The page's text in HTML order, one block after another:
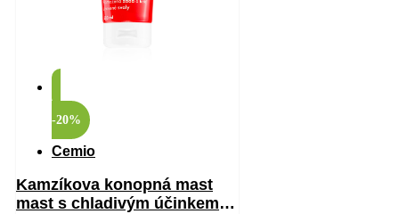
-20%
Cemio
Kamzíkova konopná mast
mast s chladivým účinkem